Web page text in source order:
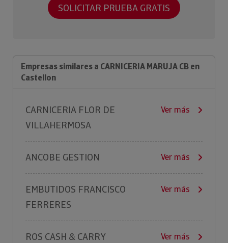
SOLICITAR PRUEBA GRATIS
Empresas similares a CARNICERIA MARUJA CB en
Castellon
CARNICERIA FLOR DE
VILLAHERMOSA
Ver más
ANCOBE GESTION Ver más
EMBUTIDOS FRANCISCO
FERRERES
Ver más
ROS CASH & CARRY Ver más